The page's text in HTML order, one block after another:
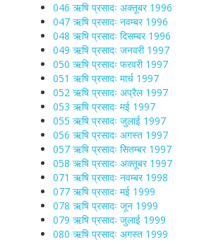
046 ऋषि प्रसादः अक्तूबर 1996
047 ऋषि प्रसादः नवम्बर 1996
048 ऋषि प्रसादः दिसम्बर 1996
049 ऋषि प्रसादः जनवरी 1997
050 ऋषि प्रसादः फरवरी 1997
051 ऋषि प्रसादः मार्च 1997
052 ऋषि प्रसादः अप्रैल 1997
053 ऋषि प्रसादः मई 1997
055 ऋषि प्रसादः जुलाई 1997
056 ऋषि प्रसादः अगस्त 1997
057 ऋषि प्रसादः सितम्बर 1997
058 ऋषि प्रसादः अक्तूबर 1997
071 ऋषि प्रसादः नवम्बर 1998
077 ऋषि प्रसादः मई 1999
078 ऋषि प्रसादः जून 1999
079 ऋषि प्रसादः जुलाई 1999
080 ऋषि प्रसादः अगस्त 1999